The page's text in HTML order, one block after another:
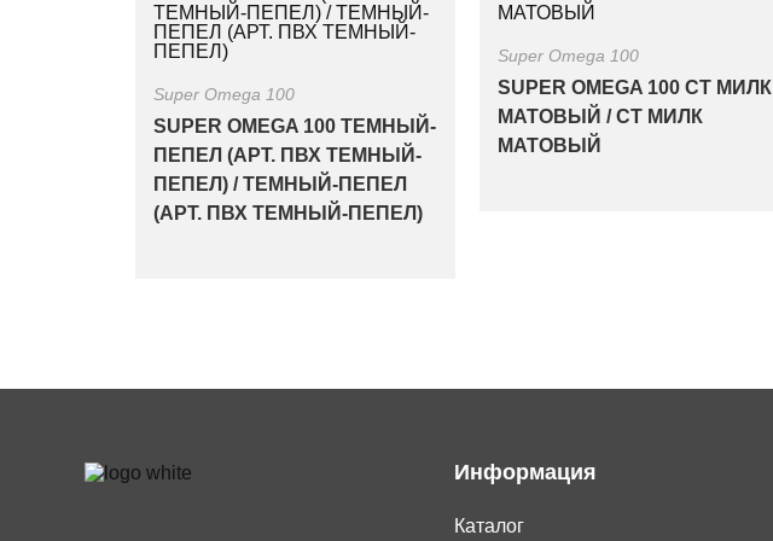
Super Omega 100
SUPER OMEGA 100 ТЕМНЫЙ-
ПЕПЕЛ (АРТ. ПВХ ТЕМНЫЙ-
ПЕПЕЛ) / ТЕМНЫЙ-ПЕПЕЛ
(АРТ. ПВХ ТЕМНЫЙ-ПЕПЕЛ)
Super Omega 100
SUPER OMEGA 100 СТ МИЛК
МАТОВЫЙ / СТ МИЛК
МАТОВЫЙ
Информация
Каталог